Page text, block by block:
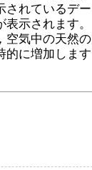
されているデ
示されます。
空気中の天然
的に増加しま